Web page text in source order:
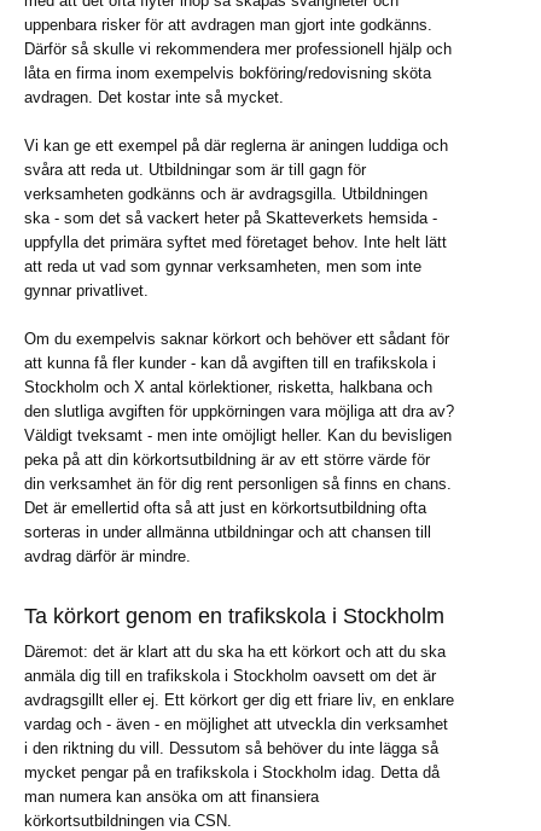
uppenbara risker för att avdragen man gjort inte godkänns.
Därför så skulle vi rekommendera mer professionell hjälp och
låta en firma inom exempelvis bokföring/redovisning sköta
avdragen. Det kostar inte så mycket.
Vi kan ge ett exempel på där reglerna är aningen luddiga och
svåra att reda ut. Utbildningar som är till gagn för
verksamheten godkänns och är avdragsgilla. Utbildningen
ska - som det så vackert heter på Skatteverkets hemsida -
uppfylla det primära syftet med företaget behov. Inte helt lätt
att reda ut vad som gynnar verksamheten, men som inte
gynnar privatlivet.
Om du exempelvis saknar körkort och behöver ett sådant för
att kunna få fler kunder - kan då avgiften till en trafikskola i
Stockholm och X antal körlektioner, risketta, halkbana och
den slutliga avgiften för uppkörningen vara möjliga att dra av?
Väldigt tveksamt - men inte omöjligt heller. Kan du bevisligen
peka på att din körkortsutbildning är av ett större värde för
din verksamhet än för dig rent personligen så finns en chans.
Det är emellertid ofta så att just en körkortsutbildning ofta
sorteras in under allmänna utbildningar och att chansen till
avdrag därför är mindre.
Ta körkort genom en trafikskola i Stockholm
Däremot: det är klart att du ska ha ett körkort och att du ska
anmäla dig till en trafikskola i Stockholm oavsett om det är
avdragsgillt eller ej. Ett körkort ger dig ett friare liv, en enklare
vardag och - även - en möjlighet att utveckla din verksamhet
i den riktning du vill. Dessutom så behöver du inte lägga så
mycket pengar på en trafikskola i Stockholm idag. Detta då
man numera kan ansöka om att finansiera
körkortsutbildningen via CSN.